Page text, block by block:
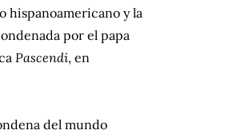
hispanoamericano y la
por el papa
Pascendi, en
del mundo